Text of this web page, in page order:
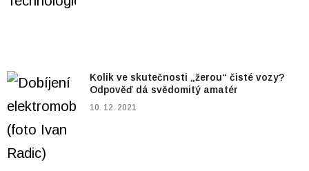
Kolik ve skutečnosti „žerou“ čisté vozy?
Odpověď dá svědomitý amatér
10. 12. 2021